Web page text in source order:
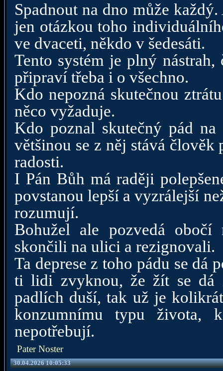
Spadnout na dno může
jen otázkou toho
ve dvaceti, někdo v šedesáti.
Tento systém je plný
připraví třeba i o všechno.
Kdo nepozná skutečnou
něco vyžaduje.
Kdo poznal skutečný pád
většinou se z něj stává
radosti.
I Pán Bůh má raději
povstanou lepší a vyzrálejší
rozumují.
Bohužel ale pozvedá
skončili na ulici a rezignovali.
Ta deprese z toho pádu se dá
ti lidi zvyknou, že žít se dá
padlích duší, tak už je
konzumnímu typu života,
nepotřebují.
Pater Noster
30.04.2026 10:05:33